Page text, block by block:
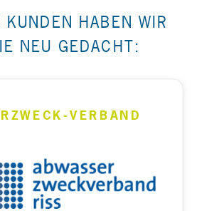
KUNDEN HABEN WIR
NEU GEDACHT:
VERBAND